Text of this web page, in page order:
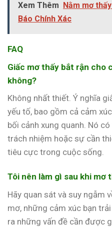
Xem Thêm
Nằm mơ
Báo Chính Xác
FAQ
Giấc mơ thấy bắt rận cho
không?
Không nhất thiết. Ý nghĩa
yếu tố, bao gồm cả cảm
bối cảnh xung quanh. Nó
trách nhiệm hoặc sự cần
tiêu cực trong cuộc sống.
Tôi nên làm gì sau khi mơ
Hãy quan sát và suy ngẫm
mơ, những cảm xúc bạn
ra những vấn đề cần được